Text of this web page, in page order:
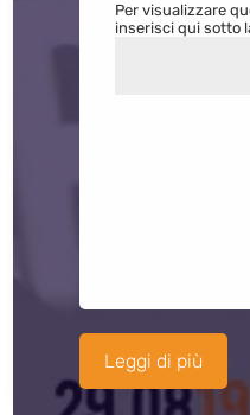
Per visualizzare
inserisci qui sotto
Leggi di più